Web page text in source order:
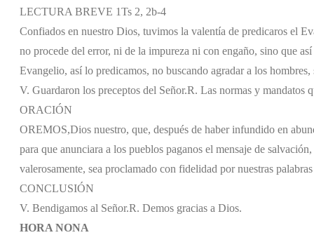
LECTURA BREVE 1Ts 2, 2b-4
Confiados en nuestro Dios, tuvimos la valentía de predicaros el
no procede del error, ni de la impureza ni con engaño, sino que
Evangelio, así lo predicamos, no buscando agradar a los
V. Guardaron los preceptos del Señor.R. Las normas y mandatos
ORACIÓN
OREMOS,Dios nuestro, que, después de haber infundido en
para que anunciara a los pueblos paganos el mensaje de
valerosamente, sea proclamado con fidelidad por nuestras
CONCLUSIÓN
V. Bendigamos al Señor.R. Demos gracias a Dios.
HORA NONA